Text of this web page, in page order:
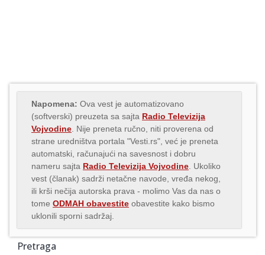
Napomena: Ova vest je automatizovano
(softverski) preuzeta sa sajta Radio Televizija
Vojvodine . Nije preneta ručno, niti proverena od
strane uredništva portala "Vesti.rs", već je preneta
automatski, računajući na savesnost i dobru
nameru sajta Radio Televizija Vojvodine . Ukoliko
vest (članak) sadrži netačne navode, vređa nekog,
ili krši nečija autorska prava - molimo Vas da nas o
tome ODMAH obavestite obavestite kako bismo
uklonili sporni sadržaj.
Pretraga